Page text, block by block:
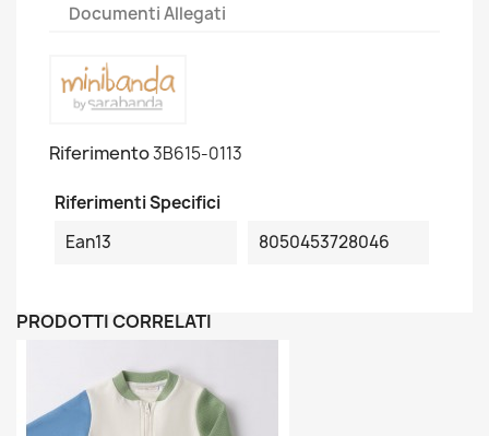
Documenti Allegati
Riferimento3B615-0113
Riferimenti Specifici
Ean13
8050453728046
PRODOTTI CORRELATI